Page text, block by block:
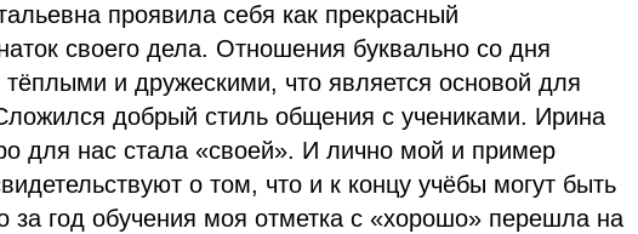
проявила себя как прекрасный
своего дела. Отношения буквально со дня
тёплыми и дружескими, что является основой для
добрый стиль общения с учениками. Ирина
для нас стала «своей». И лично мой и пример
о том, что и к концу учёбы могут быть
за год обучения моя отметка с «хорошо» перешла на